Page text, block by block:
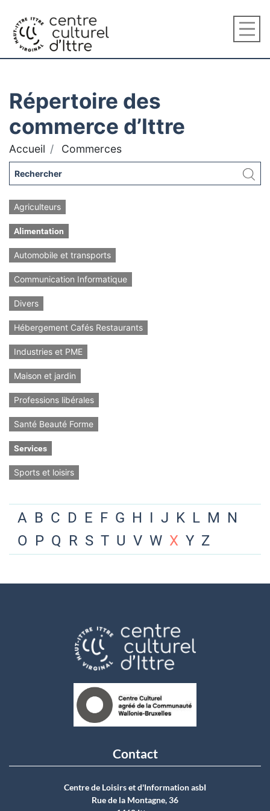
Répertoire des
commerce d’Ittre
Accueil Commerces
Agriculteurs
Alimentation
Automobile et transports
Communication Informatique
Divers
Hébergement Cafés Restaurants
Industries et PME
Maison et jardin
Professions libérales
Santé Beauté Forme
Services
Sports et loisirs
A B C D E F G H I J K L M N
O P Q R S T U V W X Y Z
Contact
Centre de Loisirs et d'Information asbI
Rue de la Montagne, 36